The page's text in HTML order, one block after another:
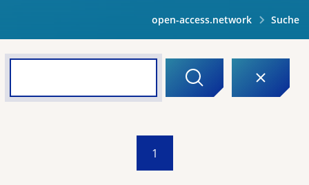
open-access.network Suche
1